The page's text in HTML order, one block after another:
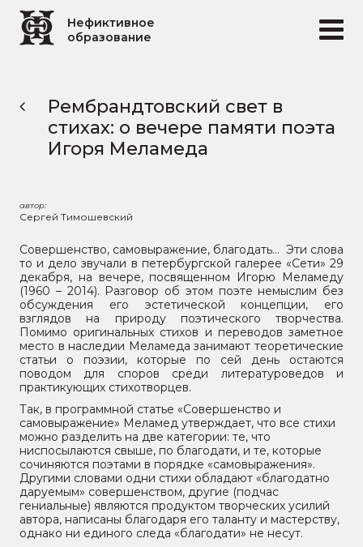
Перейти к основному содержанию
Нефиктивное
образование
Рембрандтовский свет в
стихах: о вечере памяти поэта
Игоря Меламеда
Совершенство, самовыражение, благодать... Эти слова
то и дело звучали в петербургской галерее «Сети» 29
декабря, на вечере, посвященном Игорю Меламеду
(1960 – 2014). Разговор об этом поэте немыслим без
обсуждения его эстетической концепции, его
взглядов на природу поэтического творчества.
Помимо оригинальных стихов и переводов заметное
место в наследии Меламеда занимают теоретические
статьи о поэзии, которые по сей день остаются
поводом для споров среди литературоведов и
практикующих стихотворцев.
Так, в программной статье «Совершенство и
самовыражение» Меламед утверждает, что все стихи
можно разделить на две категории: те, что
ниспосылаются свыше, по благодати, и те, которые
сочиняются поэтами в порядке «самовыражения».
Другими словами одни стихи обладают «благодатно
даруемым» совершенством, другие (подчас
гениальные) являются продуктом творческих усилий
автора, написаны благодаря его таланту и мастерству,
однако ни единого следа «благодати» не несут.
автор:
Сергей Тимошевский